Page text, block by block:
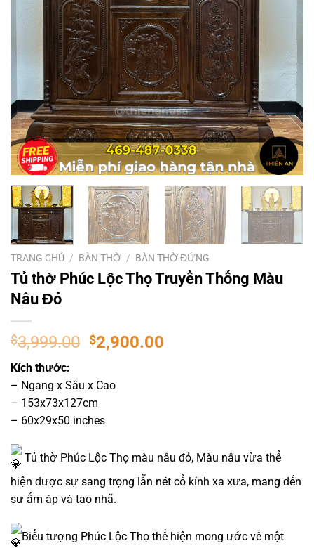
TRANG CHỦ / BÀN THỜ / BÀN THỜ ĐỨNG
Tủ thờ Phúc Lộc Thọ Truyền Thống Màu
Nâu Đỏ
$3,999.00 $2,900.00
Kích thước:
– Ngang x Sâu x Cao
– 153x73x127cm
– 60x29x50 inches
Tủ thờ Phúc Lộc Thọ màu nâu đỏ, Màu nâu vừa thể
hiện được sự sang trọng lẫn nét cổ kính xa xưa, mang đến
sự ấm áp và tao nhã.
Biểu tượng Phúc Lộc Thọ thể hiện mong ước về một